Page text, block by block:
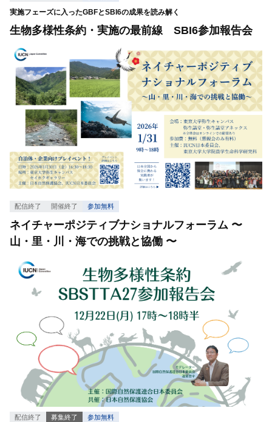
実施フェーズに入ったGBFとSBI6の成果を読み解く
生物多様性条約・実施の最前線 SBI6参加報告会
配信終了 開催終了 参加無料
ネイチャーポジティブナショナルフォーラム 〜
山・里・川・海での挑戦と協働 〜
配信終了 募集終了 参加無料